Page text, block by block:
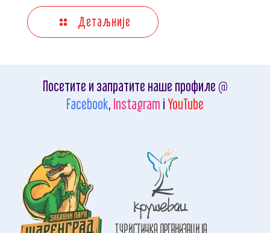
Детаљније
Посетите и запратите наше профиле @
Facebook, Instagram iYouTube